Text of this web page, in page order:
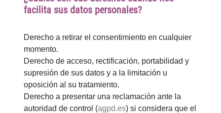
facilita sus datos personales?
Derecho a retirar el consentimiento en cualquier
momento.
Derecho de acceso, rectificación, portabilidad y
supresión de sus datos y a la limitación u
oposición al su tratamiento.
Derecho a presentar una reclamación ante la
autoridad de control (agpd.es) si considera que el